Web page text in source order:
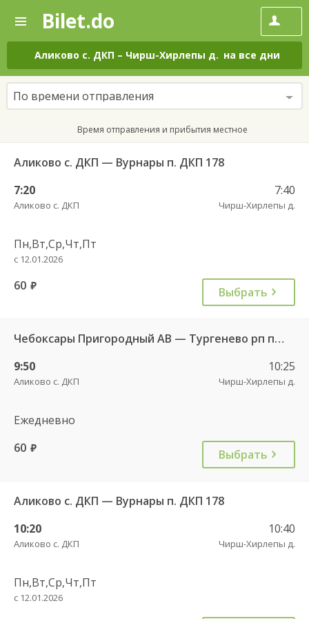
—
Поиск
и
покупка
билетов
на
автобус
онлайн
Bilet.do
Аликово с. ДКП – Чирш-Хирлепы д. на все дни
По времени отправления
Время отправления и прибытия местное
Аликово с. ДКП — Вурнары п. ДКП 178
7:20
Аликово с. ДКП
7:40
Чирш-Хирлепы д.
Пн,Вт,Ср,Чт,Пт
с 12.01.2026
60 руб. Выбрать
Чебоксары Пригородный АВ — Тургенево рп пов. 9377
9:50
Аликово с. ДКП
10:25
Чирш-Хирлепы д.
Ежедневно
60 руб. Выбрать
Аликово с. ДКП — Вурнары п. ДКП 178
10:20
Аликово с. ДКП
10:40
Чирш-Хирлепы д.
Пн,Вт,Ср,Чт,Пт
с 12.01.2026